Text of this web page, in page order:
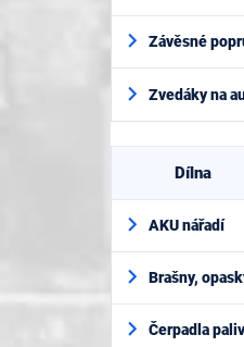
Závěsné
Zvedáky na
Dílna
AKU nářadí
Brašny,
Čerpadla